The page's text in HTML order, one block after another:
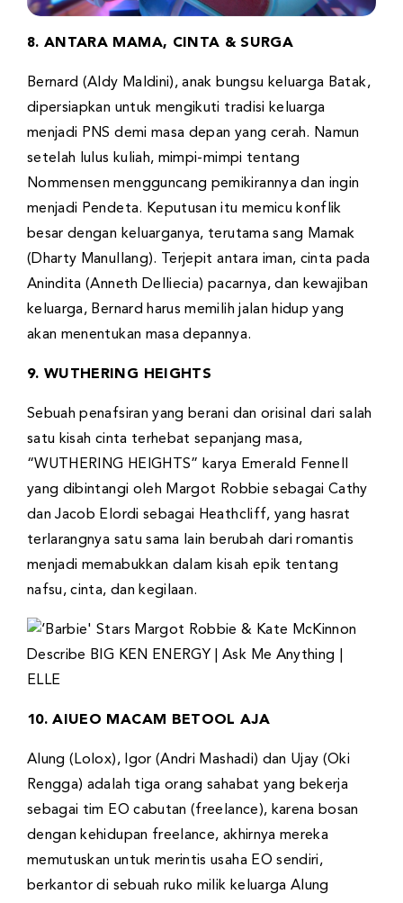
8. ANTARA MAMA, CINTA & SURGA
Bernard (Aldy Maldini), anak bungsu keluarga Batak,
dipersiapkan untuk mengikuti tradisi keluarga
menjadi PNS demi masa depan yang cerah. Namun
setelah lulus kuliah, mimpi-mimpi tentang
Nommensen mengguncang pemikirannya dan ingin
menjadi Pendeta. Keputusan itu memicu konflik
besar dengan keluarganya, terutama sang Mamak
(Dharty Manullang). Terjepit antara iman, cinta pada
Anindita (Anneth Delliecia) pacarnya, dan kewajiban
keluarga, Bernard harus memilih jalan hidup yang
akan menentukan masa depannya.
9. WUTHERING HEIGHTS
Sebuah penafsiran yang berani dan orisinal dari salah
satu kisah cinta terhebat sepanjang masa,
“WUTHERING HEIGHTS” karya Emerald Fennell
yang dibintangi oleh Margot Robbie sebagai Cathy
dan Jacob Elordi sebagai Heathcliff, yang hasrat
terlarangnya satu sama lain berubah dari romantis
menjadi memabukkan dalam kisah epik tentang
nafsu, cinta, dan kegilaan.
10. AIUEO MACAM BETOOL AJA
Alung (Lolox), Igor (Andri Mashadi) dan Ujay (Oki
Rengga) adalah tiga orang sahabat yang bekerja
sebagai tim EO cabutan (freelance), karena bosan
dengan kehidupan freelance, akhirnya mereka
memutuskan untuk merintis usaha EO sendiri,
berkantor di sebuah ruko milik keluarga Alung